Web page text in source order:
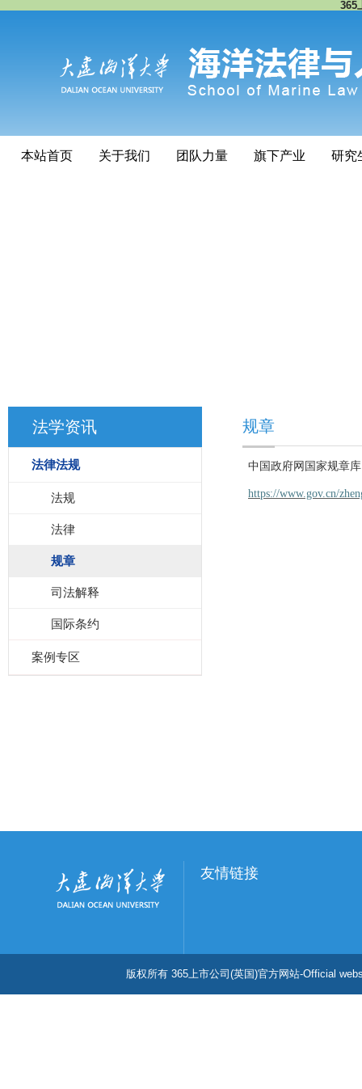
365
本站首页 关于我们 团队力量 旗下产业 研究
法学资讯
法律法规
法规
法律
规章
司法解释
国际条约
案例专区
规章
中国政府网国家规章库
https://www.gov.cn/
友情链接
版权所有 365上市公司(英国)官方网站-Official